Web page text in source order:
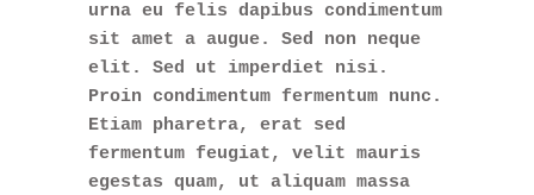
urna eu felis dapibus condimentum
sit amet a augue. Sed non neque
elit. Sed ut imperdiet nisi.
Proin condimentum fermentum nunc.
Etiam pharetra, erat sed
fermentum feugiat, velit mauris
egestas quam, ut aliquam massa